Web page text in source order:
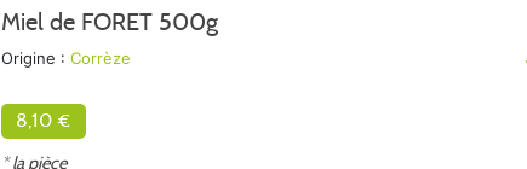
Miel de FORET 500g
Origine : Corrèze
8,10 €
* la pièce